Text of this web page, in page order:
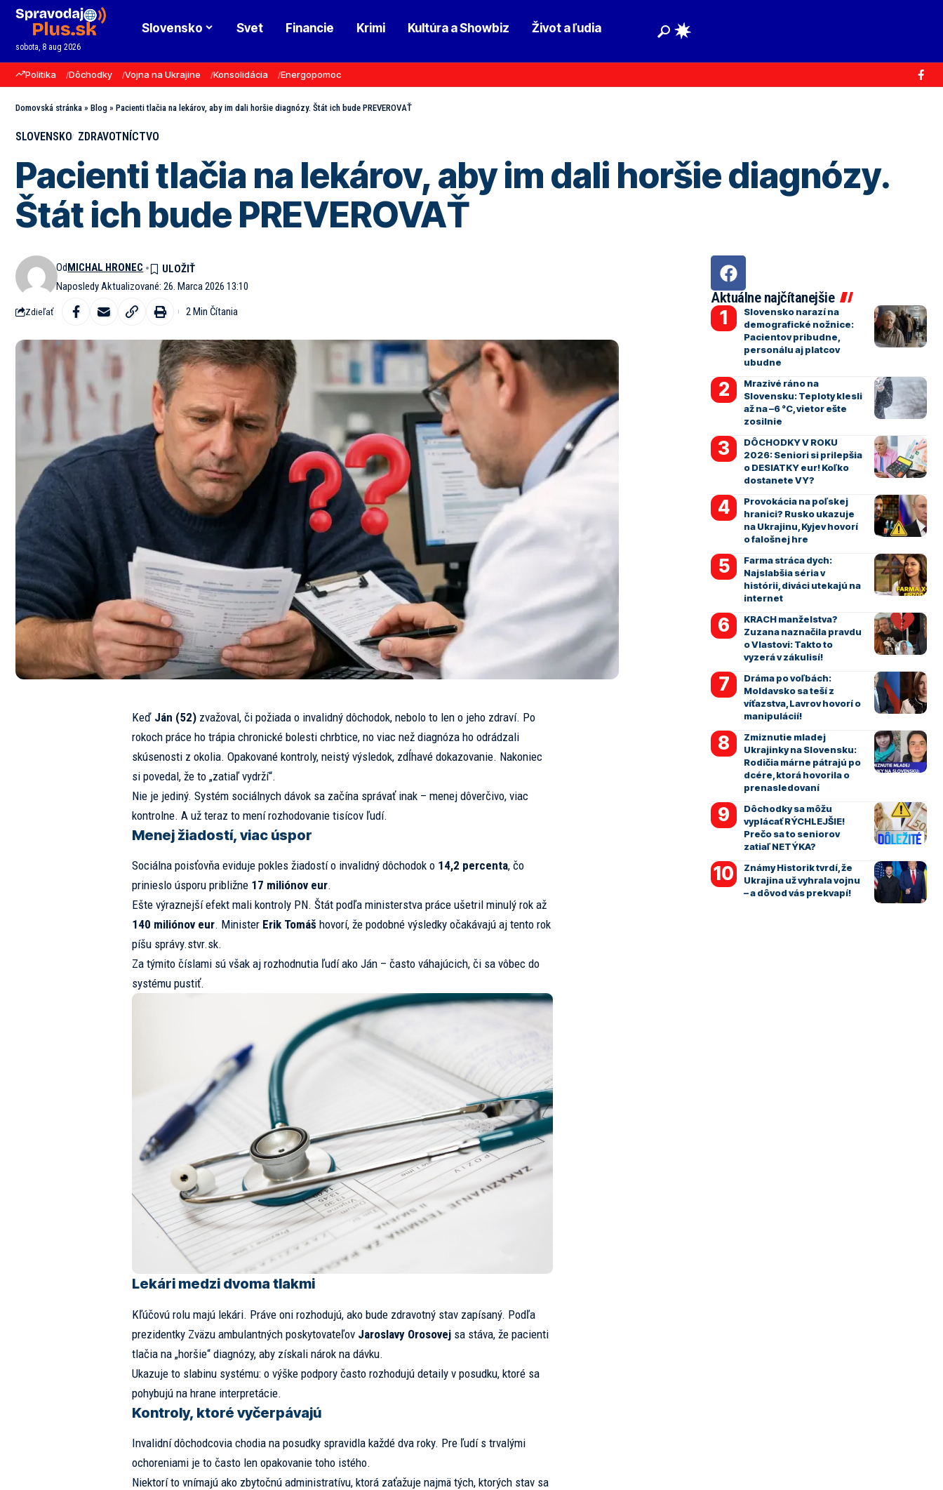
sobota, 8 aug 2026
Slovensko Svet Financie Krimi Kultúra a Showbiz Život a ľudia
Politika Dôchodky Vojna na Ukrajine Konsolidácia Energopomoc
Domovská stránka » Blog » Pacienti tlačia na lekárov, aby im dali horšie diagnózy. Štát ich bude PREVEROVAŤ
SLOVENSKO ZDRAVOTNÍCTVO
Pacienti tlačia na lekárov, aby im dali horšie diagnózy.
Štát ich bude PREVEROVAŤ
Naposledy Aktualizované: 26. Marca 2026 13:10
OdMICHAL HRONEC
Zdieľať 2 Min Čítania
Keď Ján (52)zvažoval, či požiada o invalidný dôchodok, nebolo to len o jeho zdraví. Po
rokoch práce ho trápia chronické bolesti chrbtice, no viac než diagnóza ho odrádzali
skúsenosti z okolia. Opakované kontroly, neistý výsledok, zdĺhavé dokazovanie. Nakoniec
si povedal, že to „zatiaľ vydrží“.
Nie je jediný. Systém sociálnych dávok sa začína správať inak – menej dôverčivo, viac
kontrolne. A už teraz to mení rozhodovanie tisícov ľudí.
Menej žiadostí, viac úspor
Sociálna poisťovňa eviduje pokles žiadostí o invalidný dôchodok o 14,2 percenta, čo
prinieslo úsporu približne 17 miliónov eur.
Ešte výraznejší efekt mali kontroly PN. Štát podľa ministerstva práce ušetril minulý rok až
140 miliónov eur. Minister Erik Tomáš hovorí, že podobné výsledky očakávajú aj tento rok
píšu správy.stvr.sk.
Za týmito číslami sú však aj rozhodnutia ľudí ako Ján – často váhajúcich, či sa vôbec do
systému pustiť.
Lekári medzi dvoma tlakmi
Kľúčovú rolu majú lekári. Práve oni rozhodujú, ako bude zdravotný stav zapísaný. Podľa
prezidentky Zväzu ambulantných poskytovateľov Jaroslavy Orosovejsa stáva, že pacienti
tlačia na „horšie“ diagnózy, aby získali nárok na dávku.
Ukazuje to slabinu systému: o výške podpory často rozhodujú detaily v posudku, ktoré sa
pohybujú na hrane interpretácie.
Kontroly, ktoré vyčerpávajú
Invalidní dôchodcovia chodia na posudky spravidla každé dva roky. Pre ľudí s trvalými
ochoreniami je to často len opakovanie toho istého.
Niektorí to vnímajú ako zbytočnú administratívu, ktorá zaťažuje najmä tých, ktorých stav sa
Aktuálne najčítanejšie
Slovensko narazí na
demografické nožnice:
Pacientov pribudne,
personálu aj platcov
ubudne
Mrazivé ráno na
Slovensku: Teploty klesli
až na –6 °C, vietor ešte
zosilnie
DÔCHODKY V ROKU
2026: Seniori si prilepšia
o DESIATKY eur! Koľko
dostanete VY?
Provokácia na poľskej
hranici? Rusko ukazuje
na Ukrajinu, Kyjev hovorí
o falošnej hre
Farma stráca dych:
Najslabšia séria v
histórii, diváci utekajú na
internet
KRACH manželstva?
Zuzana naznačila pravdu
o Vlastovi: Takto to
vyzerá v zákulisí!
Dráma po voľbách:
Moldavsko sa teší z
víťazstva, Lavrov hovorí o
manipulácií!
Zmiznutie mladej
Ukrajinky na Slovensku:
Rodičia márne pátrajú po
dcére, ktorá hovorila o
prenasledovaní
Dôchodky sa môžu
vyplácať RÝCHLEJŠIE!
Prečo sa to seniorov
zatiaľ NETÝKA?
Známy Historik tvrdí, že
Ukrajina už vyhrala vojnu
– a dôvod vás prekvapí!